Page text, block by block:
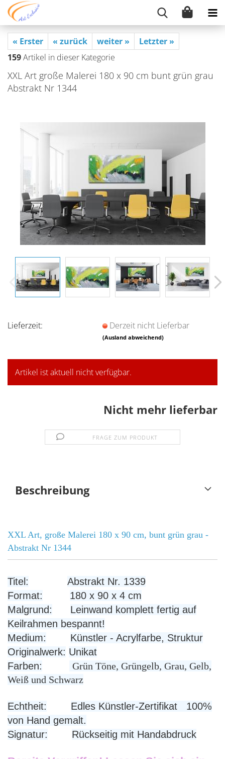
« Erster « zurück weiter »
Letzter »
159Artikel in dieser Kategorie
XXL Art große Ma­le­rei 180 x 90 cm bunt grün grau
Abs­trakt Nr 1344
Lieferzeit: Derzeit nicht Lieferbar
(Ausland abweichend)
Artikel ist aktuell nicht verfügbar.
Nicht mehr lieferbar
FRAGE ZUM PRODUKT
Beschreibung
XXL Art, große Malerei 180 x 90 cm, bunt grün grau -
Abstrakt Nr 1344
Titel:
Abstrakt Nr. 1339
Format:
180 x 90 x 4 cm
Malgrund:
Leinwand komplett fertig auf
Keilrahmen bespannt!
Medium:
Künstler - Acrylfarbe, Struktur
Originalwerk: Unikat
Farben:
Grün Töne, Grüngelb, Grau, Gelb,
Weiß und Schwarz
Echtheit:
Edles Künstler-Zertifikat 100%
von Hand gemalt.
Signatur:
Rückseitig mit Handabdruck